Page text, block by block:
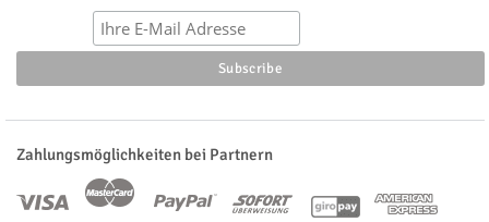
Zahlungsmöglichkeiten bei Partnern